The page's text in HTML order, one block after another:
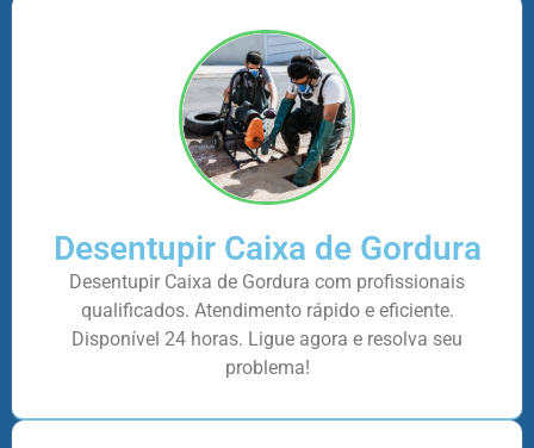
Desentupir Caixa de Gordura
Desentupir Caixa de Gordura com profissionais
qualificados. Atendimento rápido e eficiente.
Disponível 24 horas. Ligue agora e resolva seu
problema!